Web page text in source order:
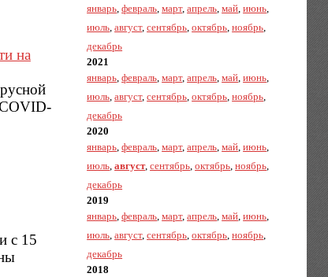
на
COVID-
с 15
январь,февраль,март,апрель,май,июнь,
июль,август,сентябрь,октябрь,ноябрь,
декабрь
2021
январь,февраль,март,апрель,май,июнь,
июль,август,сентябрь,октябрь,ноябрь,
декабрь
2020
январь,февраль,март,апрель,май,июнь,
июль,август,сентябрь,октябрь,ноябрь,
декабрь
2019
январь,февраль,март,апрель,май,июнь,
июль,август,сентябрь,октябрь,ноябрь,
декабрь
2018